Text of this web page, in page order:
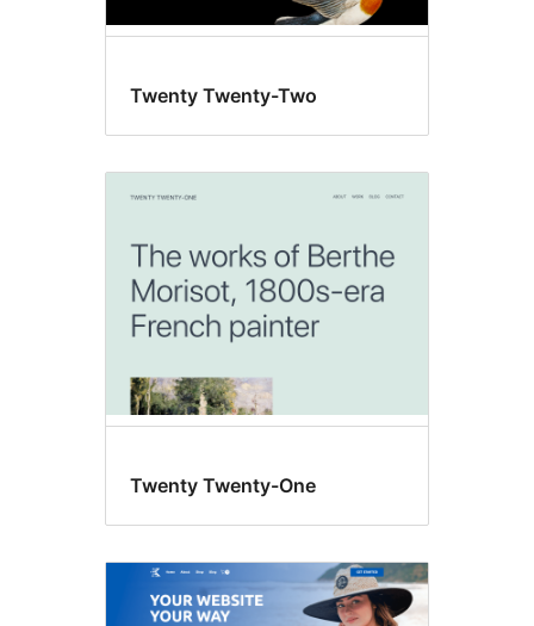
Twenty Twenty-Two
Twenty Twenty-One